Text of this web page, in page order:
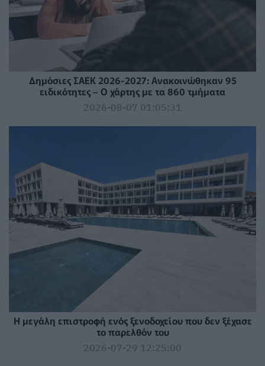
Δημόσιες ΣΑΕΚ 2026-2027: Ανακοινώθηκαν 95
ειδικότητες – Ο χάρτης με τα 860 τμήματα
2026-08-07 01:05:31
Η μεγάλη επιστροφή ενός ξενοδοχείου που δεν ξέχασε
το παρελθόν του
2026-07-29 12:25:00